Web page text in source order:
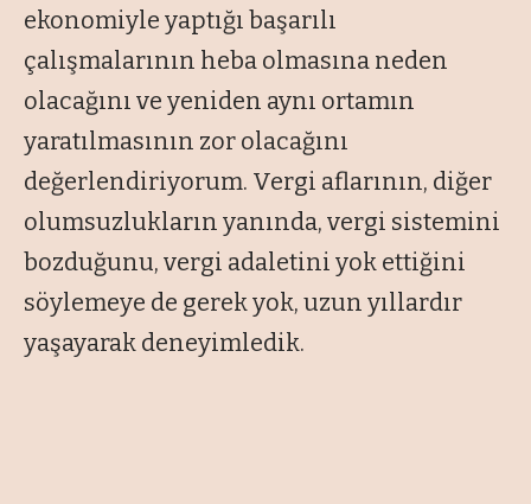
ekonomiyle yaptığı başarılı
çalışmalarının heba olmasına neden
olacağını ve yeniden aynı ortamın
yaratılmasının zor olacağını
değerlendiriyorum. Vergi aflarının, diğer
olumsuzlukların yanında, vergi sistemini
bozduğunu, vergi adaletini yok ettiğini
söylemeye de gerek yok, uzun yıllardır
yaşayarak deneyimledik.